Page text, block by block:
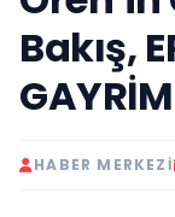
Bakış,
HABER MERKEZI